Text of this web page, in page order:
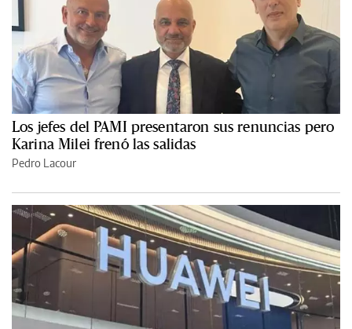
Los jefes del PAMI presentaron sus renuncias pero
Karina Milei frenó las salidas
Pedro Lacour